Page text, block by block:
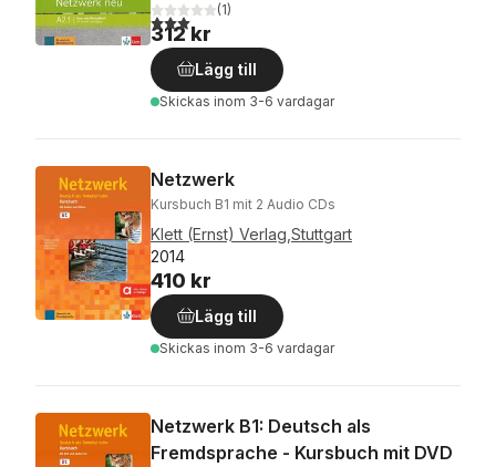
3,0utav 5 stjärnor. Totalt antal röster:
(1)
312 kr
Lägg till
Skickas inom 3-6 vardagar
Netzwerk
Kursbuch B1 mit 2 Audio CDs
Klett (Ernst) Verlag,Stuttgart
2014
410 kr
Lägg till
Skickas inom 3-6 vardagar
Netzwerk B1: Deutsch als
Fremdsprache - Kursbuch mit DVD